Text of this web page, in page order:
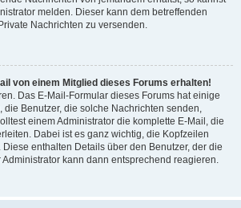
melden. Dieser kann dem betreffenden
Nachrichten zu versenden.
von einem Mitglied dieses Forums erhalten!
Das E-Mail-Formular dieses Forums hat einige
die Benutzer, die solche Nachrichten senden,
einem Administrator die komplette E-Mail, die
Dabei ist es ganz wichtig, die Kopfzeilen
enthalten Details über den Benutzer, der die
Administrator kann dann entsprechend reagieren.